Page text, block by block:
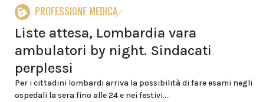
PROFESSIONE MEDICA
Liste attesa, Lombardia vara
ambulatori by night. Sindacati
perplessi
Per i cittadini lombardi arriva la possibilità di fare esami negli
ospedali la sera fino alle 24 e nei festivi....